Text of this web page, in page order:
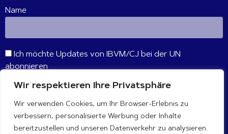
Wir respektieren Ihre Privatsphäre
Wir verwenden Cookies, um Ihr Browser-Erlebnis zu
verbessern, personalisierte Werbung oder Inhalte
bereitzustellen und unseren Datenverkehr zu analysieren.
Name
Ich möchte Updates von IBVM/CJ bei der UN
abonnieren
ABONNIEREN
VERBINDE DICH MIT UNS